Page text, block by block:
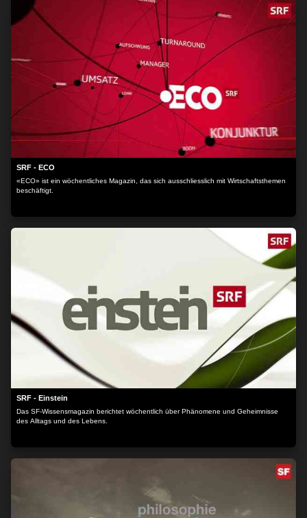
SRF - ECO
«ECO» ist ein wöchentliches Magazin, das sich ausschliesslich mit Wirtschaftsthemen
beschäftigt.
SRF - Einstein
Das SF-Wissensmagazin berichtet wöchentlich über Phänomene und Geheimnisse
des Alltags und des Lebens.